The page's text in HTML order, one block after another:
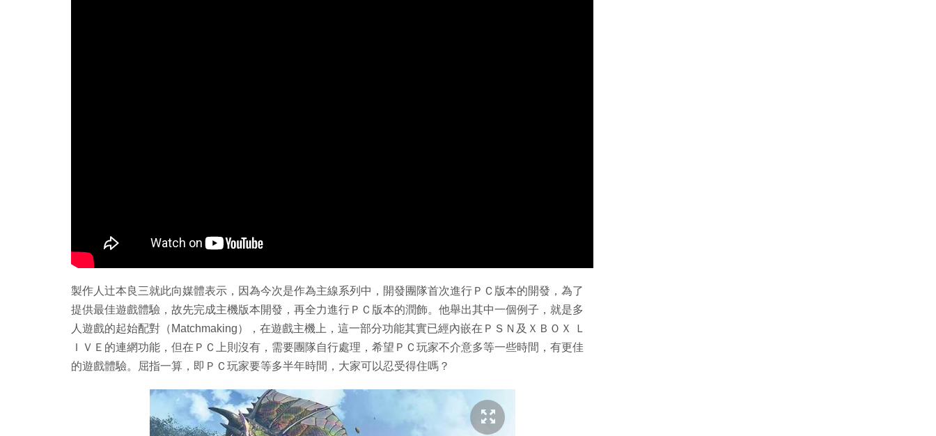
製作人辻本良三就此向媒體表示，因為今次是作為主線系列中，開發團隊首次進行ＰＣ版本的開發，為了
提供最佳遊戲體驗，故先完成主機版本開發，再全力進行ＰＣ版本的潤飾。他舉出其中一個例子，就是多
人遊戲的起始配對（Matchmaking），在遊戲主機上，這一部分功能其實已經內嵌在ＰＳＮ及ＸＢＯＸ Ｌ
ＩＶＥ的連網功能，但在ＰＣ上則沒有，需要團隊自行處理，希望ＰＣ玩家不介意多等一些時間，有更佳
的遊戲體驗。屈指一算，即ＰＣ玩家要等多半年時間，大家可以忍受得住嗎？